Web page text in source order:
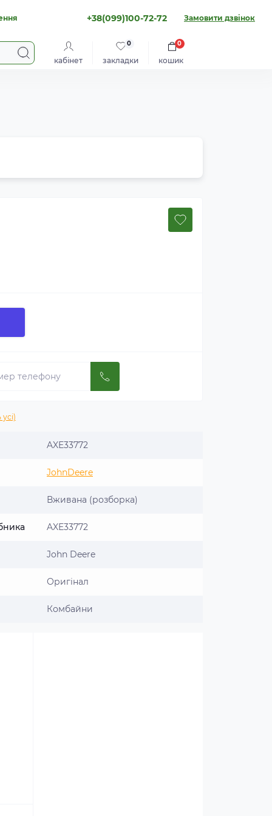
+38(099)100-72-72 Замовити дзвінок
кабінет закладки
0
кошик
0
AXE33772
JohnDeere
Вживана (розборка)
AXE33772
John Deere
Оригінал
Комбайни